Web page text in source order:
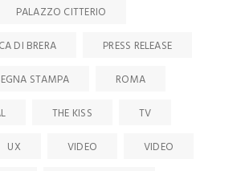
PALAZZO CITTERIO
DI BRERA
PRESS RELEASE
STAMPA
ROMA
THE KISS
TV
UX VIDEO
VIDEO